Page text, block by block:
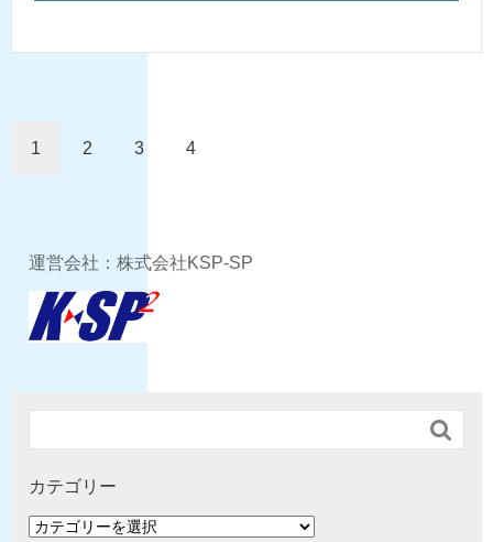
1 2 3 4
運営会社：株式会社KSP-SP

カテゴリー
カ